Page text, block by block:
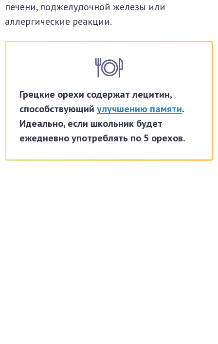
печени, поджелудочной железы или
аллергические реакции.
Грецкие орехи содержат лецитин,
способствующий улучшению памяти.
Идеально, если школьник будет
ежедневно употреблять по 5 орехов.